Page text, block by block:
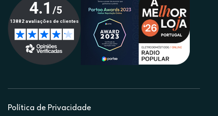
Política de Privacidade